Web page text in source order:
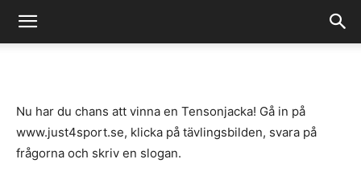
Nu har du chans att vinna en Tensonjacka! Gå in på
www.just4sport.se, klicka på tävlingsbilden, svara på
frågorna och skriv en slogan.